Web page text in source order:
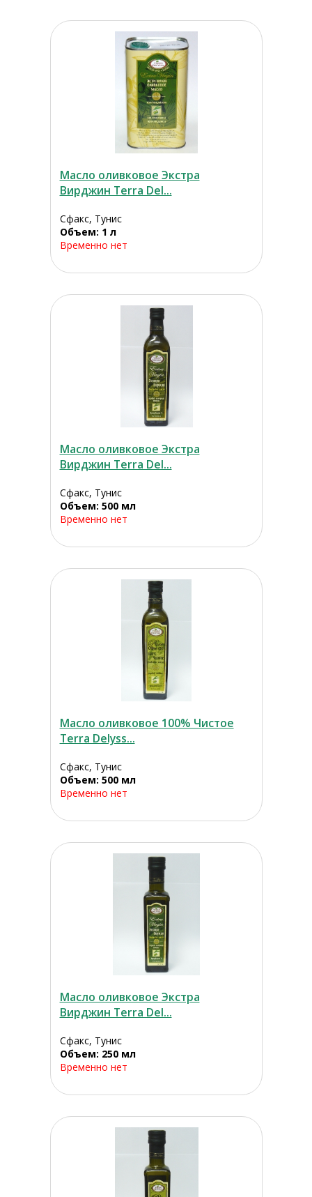
Масло оливковое Экстра
Вирджин Terra Del...
Сфакс, Тунис
Объем: 1 л
Временно нет
Масло оливковое Экстра
Вирджин Terra Del...
Сфакс, Тунис
Объем: 500 мл
Временно нет
Масло оливковое 100% Чистое
Terra Delyss...
Сфакс, Тунис
Объем: 500 мл
Временно нет
Масло оливковое Экстра
Вирджин Terra Del...
Сфакс, Тунис
Объем: 250 мл
Временно нет